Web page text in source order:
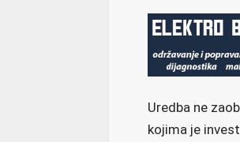
Uredba ne
kojima je